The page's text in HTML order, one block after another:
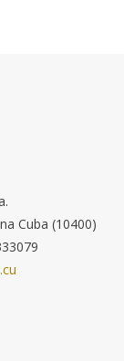
Cuba (10400)